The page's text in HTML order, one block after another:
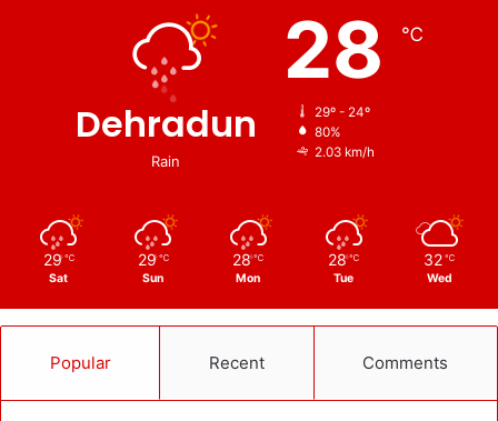
Dehradun
Rain
28 ℃
29º - 24º
80%
2.03 km/h
29 ℃
Sat
29 ℃
Sun
28 ℃
Mon
28 ℃
Tue
32 ℃
Wed
Popular Recent Comments